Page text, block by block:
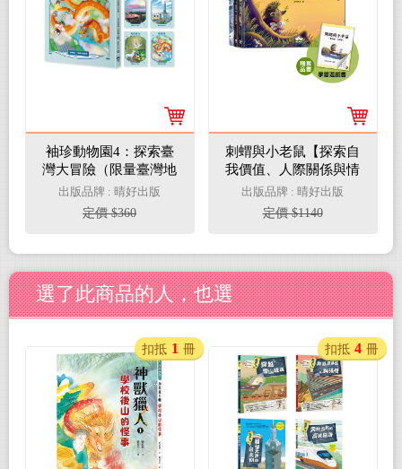
袖珍動物園4：探索臺
灣大冒險（限量臺灣地
理大挑戰翻翻卡）
出版品牌 : 晴好出版
定價 $360
刺蝟與小老鼠【探索自
我價值、人際關係與情
感表達的啟蒙繪本】
（套書加碼學習遊戲
書）
出版品牌 : 晴好出版
定價 $1140
選了此商品的人，也選
扣抵 1 冊 扣抵 4 冊